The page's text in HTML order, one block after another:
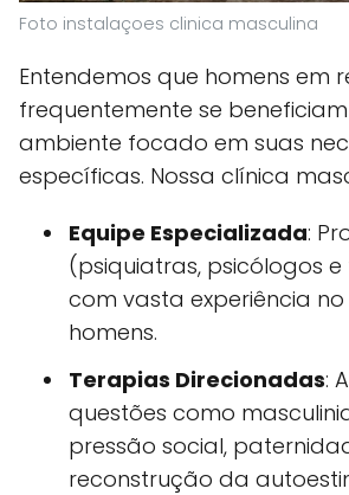
Foto instalaçoes clinica masculina
Entendemos que homens em
frequentemente se
ambiente focado em suas
específicas. Nossa clínica
Equipe Especializada:
(psiquiatras, psicólogos
com vasta experiência
homens.
Terapias Direcionadas:
questões como
pressão social,
reconstrução da